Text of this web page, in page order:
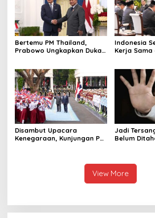
Bertemu PM Thailand,
Prabowo Ungkapkan Duka
Raja Thailand
Indonesia
Kerja Sama
Disambut Upacara
Kenegaraan, Kunjungan PM
Jadi
Belum
Anaknya
View More